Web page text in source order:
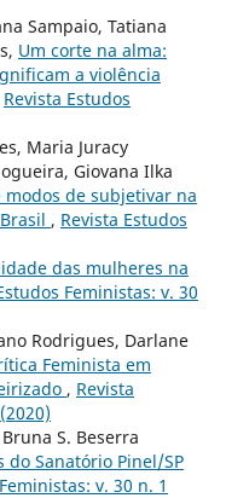
Sampaio, Tatiana
Um corte na alma:
a violência
Revista Estudos
Maria Juracy
Giovana Ilka
de subjetivar na
, Revista Estudos
das mulheres na
Feministas: v. 30
Rodrigues, Darlane
Feminista em
, Revista
S. Beserra
Sanatório Pinel/SP
v. 30 n. 1